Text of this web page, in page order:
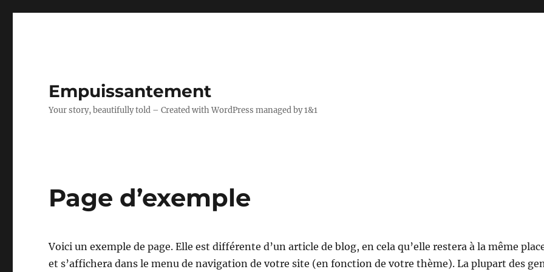
Empuissantement
Your story, beautifully told – Created with WordPress managed by 1&1
Page d’exemple
Voici un exemple de page. Elle est différente d’un article de blog, en cela qu’elle restera à la même
et s’affichera dans le menu de navigation de votre site (en fonction de votre thème). La plupart des